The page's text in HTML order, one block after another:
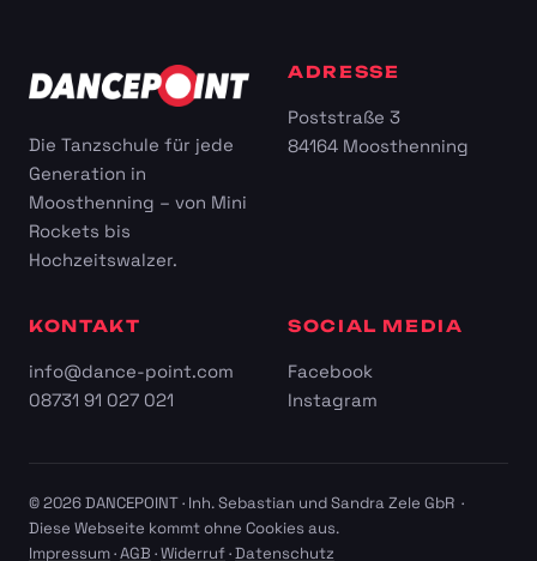
Die Tanzschule für jede
Generation in
Moosthenning – von Mini
Rockets bis
Hochzeitswalzer.
ADRESSE
Poststraße 3
84164 Moosthenning
KONTAKT
info@dance-point.com
08731 91 027 021
SOCIAL MEDIA
Facebook
Instagram
© 2026 DANCEPOINT · Inh. Sebastian und Sandra Zele GbR ·
Diese Webseite kommt ohne Cookies aus.
Impressum·AGB ·Widerruf·Datenschutz